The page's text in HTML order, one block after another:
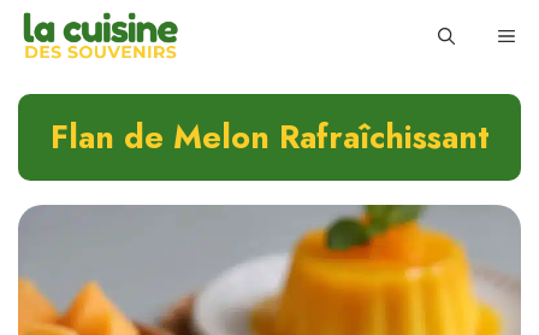
Skip
Flan de Melon Rafraîchissant